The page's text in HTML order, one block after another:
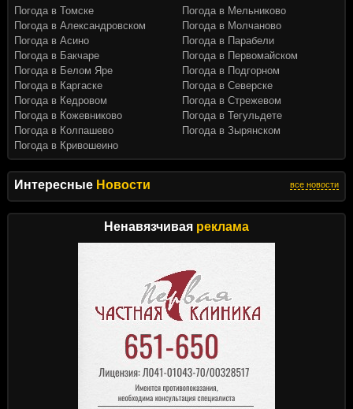
Интересные Новости все новости
Ненавязчивая реклама
Погода в Томске
Погода в Александровском
Погода в Асино
Погода в Бакчаре
Погода в Белом Яре
Погода в Каргаске
Погода в Кедровом
Погода в Кожевниково
Погода в Колпашево
Погода в Кривошеино
Погода в Мельниково
Погода в Молчаново
Погода в Парабели
Погода в Первомайском
Погода в Подгорном
Погода в Северске
Погода в Стрежевом
Погода в Тегульдете
Погода в Зырянском